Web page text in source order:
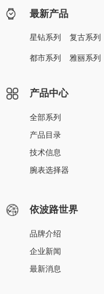
最新产品
星钻系列 复古系列
都市系列 雅丽系列
产品中心
全部系列
产品目录
技术信息
腕表选择器
依波路世界
品牌介绍
企业新闻
最新消息